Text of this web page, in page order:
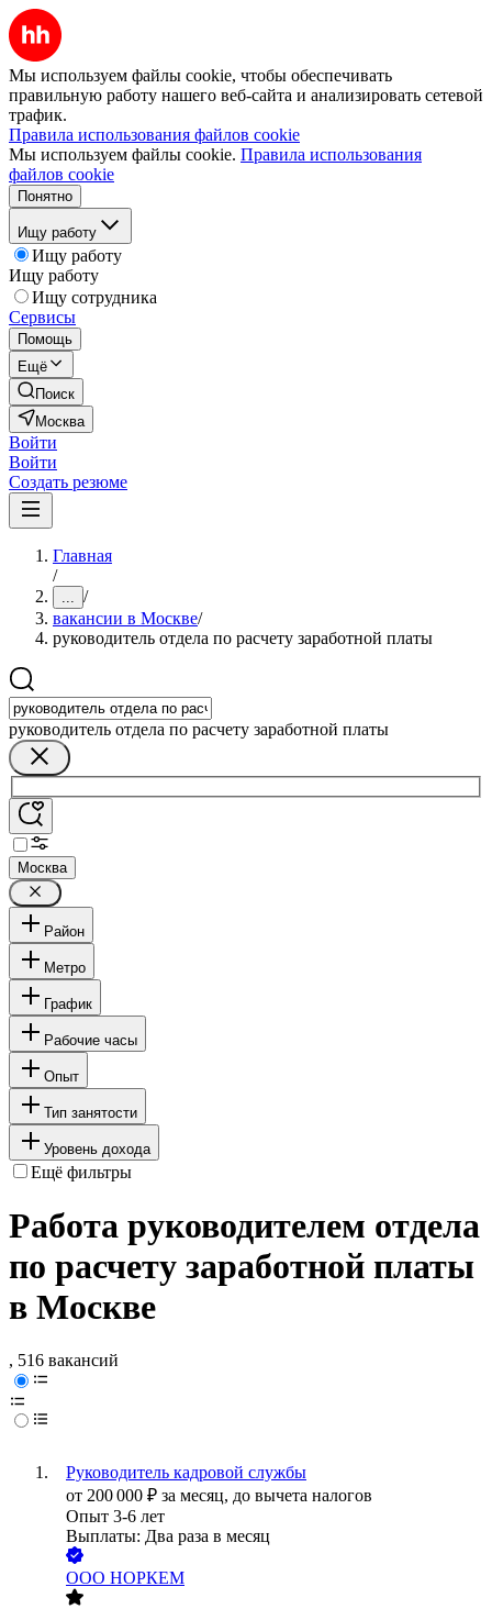
Мы используем файлы cookie, чтобы обеспечивать
правильную работу нашего веб-сайта и анализировать сетевой
трафик.
Правила использования файлов cookie
Мы используем файлы cookie. Правила использования
файлов cookie
Понятно
Ищу работу
Ищу работу
Ищу работу
Ищу сотрудника
Сервисы
Помощь
Ещё
Поиск
Москва
Войти
Войти
Создать резюме
Главная
/
... /
вакансии в Москве/
руководитель отдела по расчету заработной платы
руководитель отдела по расчету заработной платы
Москва
Район
Метро
График
Рабочие часы
Опыт
Тип занятости
Уровень дохода
Ещё фильтры
Работа руководителем отдела
по расчету заработной платы
в Москве
, 516 вакансий
Руководитель кадровой службы
от 200 000 ₽ за месяц, до вычета налогов
Опыт 3-6 лет
Выплаты: Два раза в месяц
ООО НОРКЕМ